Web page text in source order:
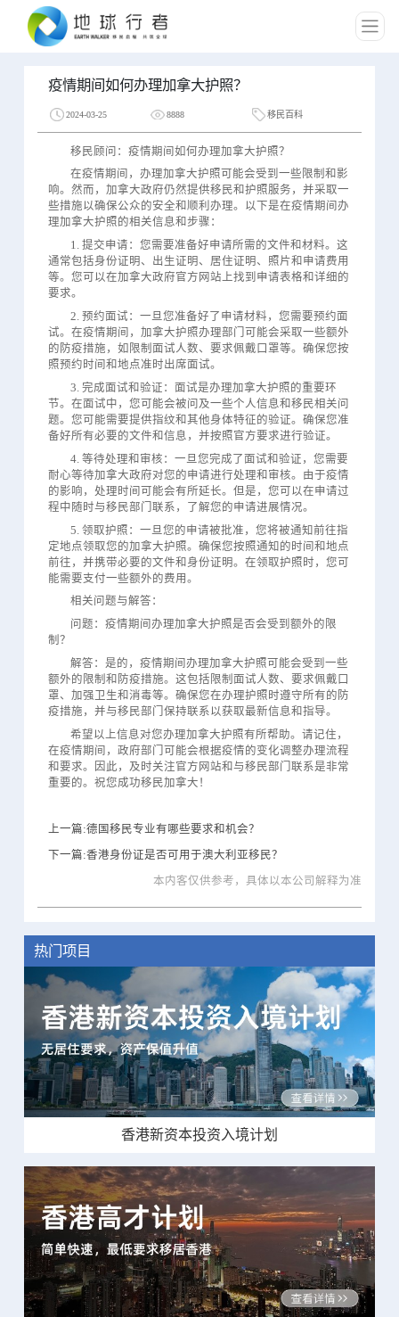
疫情期间如何办理加拿大护照？
2024-03-25 8888 移民百科
移民顾问：疫情期间如何办理加拿大护照？
在疫情期间，办理加拿大护照可能会受到一些限制和影
响。然而，加拿大政府仍然提供移民和护照服务，并采取一
些措施以确保公众的安全和顺利办理。以下是在疫情期间办
理加拿大护照的相关信息和步骤：
1. 提交申请：您需要准备好申请所需的文件和材料。这
通常包括身份证明、出生证明、居住证明、照片和申请费用
等。您可以在加拿大政府官方网站上找到申请表格和详细的
要求。
2. 预约面试：一旦您准备好了申请材料，您需要预约面
试。在疫情期间，加拿大护照办理部门可能会采取一些额外
的防疫措施，如限制面试人数、要求佩戴口罩等。确保您按
照预约时间和地点准时出席面试。
3. 完成面试和验证：面试是办理加拿大护照的重要环
节。在面试中，您可能会被问及一些个人信息和移民相关问
题。您可能需要提供指纹和其他身体特征的验证。确保您准
备好所有必要的文件和信息，并按照官方要求进行验证。
4. 等待处理和审核：一旦您完成了面试和验证，您需要
耐心等待加拿大政府对您的申请进行处理和审核。由于疫情
的影响，处理时间可能会有所延长。但是，您可以在申请过
程中随时与移民部门联系，了解您的申请进展情况。
5. 领取护照：一旦您的申请被批准，您将被通知前往指
定地点领取您的加拿大护照。确保您按照通知的时间和地点
前往，并携带必要的文件和身份证明。在领取护照时，您可
能需要支付一些额外的费用。
相关问题与解答：
问题：疫情期间办理加拿大护照是否会受到额外的限
制？
解答：是的，疫情期间办理加拿大护照可能会受到一些
额外的限制和防疫措施。这包括限制面试人数、要求佩戴口
罩、加强卫生和消毒等。确保您在办理护照时遵守所有的防
疫措施，并与移民部门保持联系以获取最新信息和指导。
希望以上信息对您办理加拿大护照有所帮助。请记住，
在疫情期间，政府部门可能会根据疫情的变化调整办理流程
和要求。因此，及时关注官方网站和与移民部门联系是非常
重要的。祝您成功移民加拿大！
上一篇:德国移民专业有哪些要求和机会？
下一篇:香港身份证是否可用于澳大利亚移民？
本内客仅供参考，具体以本公司解释为准
热门项目
香港新资本投资入境计划